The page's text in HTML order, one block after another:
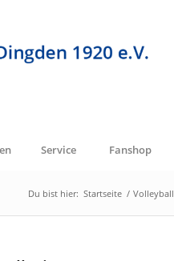
Service Fanshop
Du bist hier: Startseite / Volleyball